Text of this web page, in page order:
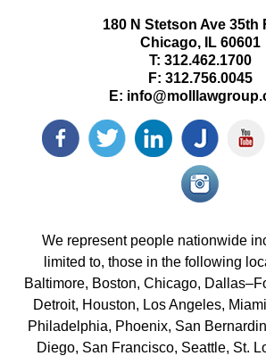
180 N Stetson Ave 35th
Chicago, IL 60601
T: 312.462.1700
F: 312.756.0045
E:
Facebook
icon
Twitter
icon
LinkedIn
icon
Justia
icon
icon
Instagram<
icon/span>
We represent people nationwide
limited to, those in the following
Baltimore, Boston, Chicago,
Detroit, Houston, Los Angeles,
Philadelphia, Phoenix, San
Diego, San Francisco, Seattle, St.